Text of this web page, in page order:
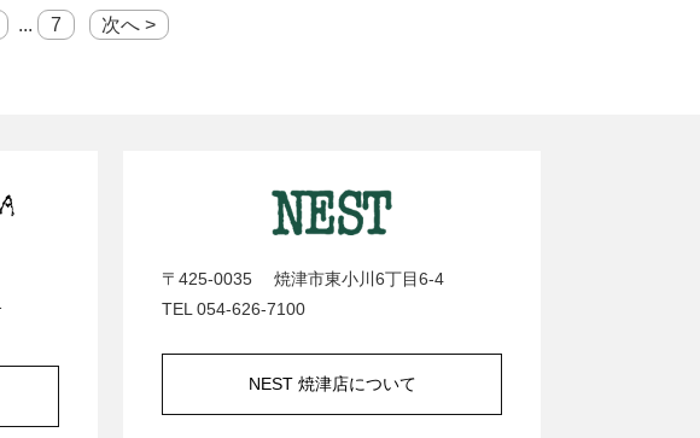
... 7 次へ >
〒425-0035 焼津市東小川6丁目6-4
TEL 054-626-7100
NEST 焼津店について